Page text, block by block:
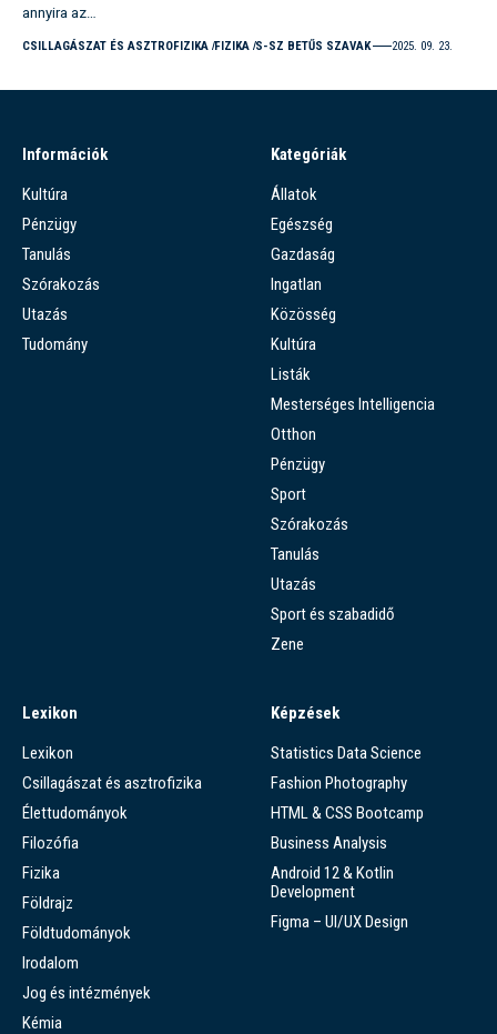
annyira az…
CSILLAGÁSZAT ÉS ASZTROFIZIKA FIZIKA S-SZ BETŰS SZAVAK 2025. 09. 23.
Információk
Kultúra
Pénzügy
Tanulás
Szórakozás
Utazás
Tudomány
Kategóriák
Állatok
Egészség
Gazdaság
Ingatlan
Közösség
Kultúra
Listák
Mesterséges Intelligencia
Otthon
Pénzügy
Sport
Szórakozás
Tanulás
Utazás
Sport és szabadidő
Zene
Lexikon
Lexikon
Csillagászat és asztrofizika
Élettudományok
Filozófia
Fizika
Földrajz
Földtudományok
Irodalom
Jog és intézmények
Kémia
Képzések
Statistics Data Science
Fashion Photography
HTML & CSS Bootcamp
Business Analysis
Android 12 & Kotlin
Development
Figma – UI/UX Design